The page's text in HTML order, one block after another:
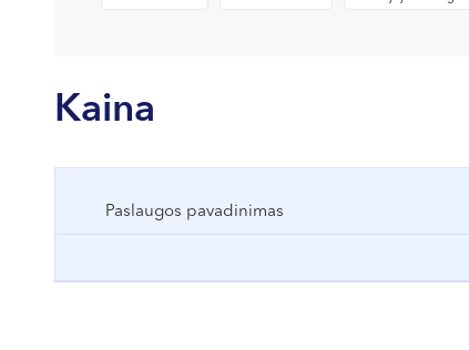
Kaina
Paslaugos pavadinimas